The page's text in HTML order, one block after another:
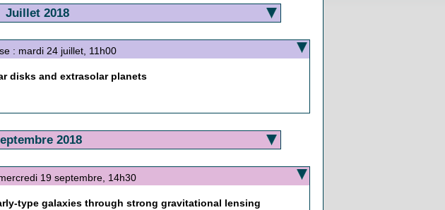
Juillet 2018
: mardi 24 juillet, 11h00
disks and extrasolar planets
2018
19 septembre, 14h30
type galaxies through strong gravitational lensing